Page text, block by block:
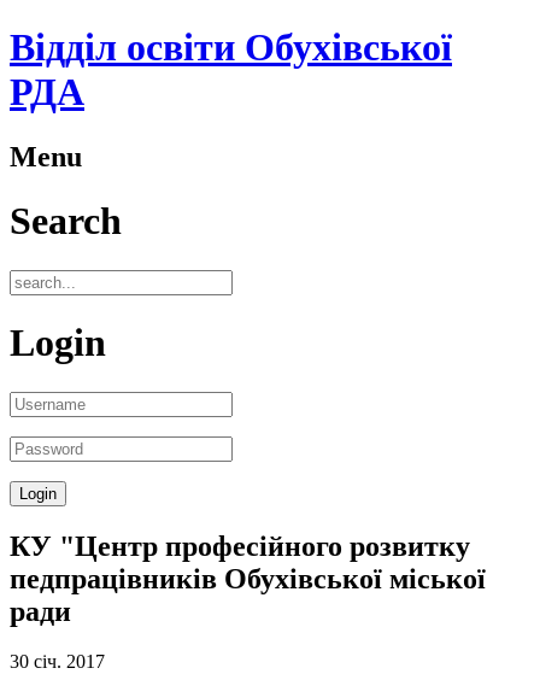
Відділ освіти Обухівської
РДА
Menu
Search
Login
КУ "Центр професійного розвитку
педпрацівників Обухівської міської
ради
30 січ. 2017